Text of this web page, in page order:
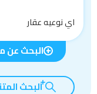
اي نوعيه عقار
البحث عن
البحث